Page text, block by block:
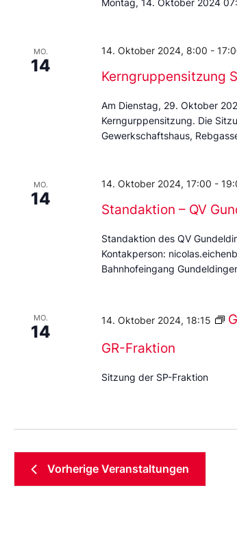
Montag, 14. Oktober 2024
MO.
14
Kerngruppensitzung
14. Oktober 2024, 8:00 -
Am Dienstag, 29. Oktober
Kerngurppensitzung. Die
Gewerkschaftshaus,
MO.
14
Standaktion – QV
14. Oktober 2024, 17:00 -
Standaktion des QV
Kontakperson:
Bahnhofeingang
MO.
14
GR-Fraktion
14. Oktober 2024, 18:15
Sitzung der SP-Fraktion
Vorherige Veranstaltungen